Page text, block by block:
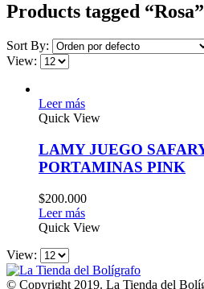
Products tagged “Rosa”
Sort By:
View:
Leer más
Quick View
LAMY JUEGO
PORTAMINAS PINK
$200.000
Leer más
Quick View
View:
© Copyright 2019. La Tienda del